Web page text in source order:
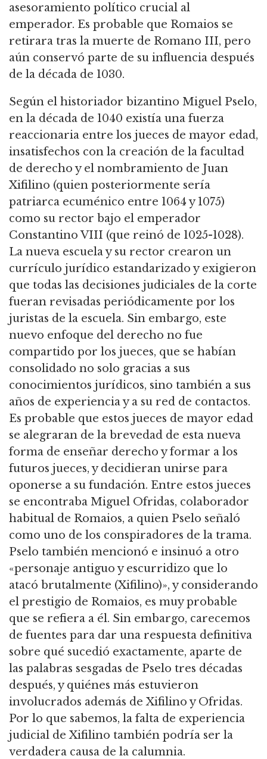
asesoramiento político crucial al
emperador. Es probable que Romaios se
retirara tras la muerte de Romano III, pero
aún conservó parte de su influencia después
de la década de 1030.
Según el historiador bizantino Miguel Pselo,
en la década de 1040 existía una fuerza
reaccionaria entre los jueces de mayor edad,
insatisfechos con la creación de la facultad
de derecho y el nombramiento de Juan
Xifilino (quien posteriormente sería
patriarca ecuménico entre 1064 y 1075)
como su rector bajo el emperador
Constantino VIII (que reinó de 1025-1028).
La nueva escuela y su rector crearon un
currículo jurídico estandarizado y exigieron
que todas las decisiones judiciales de la corte
fueran revisadas periódicamente por los
juristas de la escuela. Sin embargo, este
nuevo enfoque del derecho no fue
compartido por los jueces, que se habían
consolidado no solo gracias a sus
conocimientos jurídicos, sino también a sus
años de experiencia y a su red de contactos.
Es probable que estos jueces de mayor edad
se alegraran de la brevedad de esta nueva
forma de enseñar derecho y formar a los
futuros jueces, y decidieran unirse para
oponerse a su fundación. Entre estos jueces
se encontraba Miguel Ofridas, colaborador
habitual de Romaios, a quien Pselo señaló
como uno de los conspiradores de la trama.
Pselo también mencionó e insinuó a otro
«personaje antiguo y escurridizo que lo
atacó brutalmente (Xifilino)», y considerando
el prestigio de Romaios, es muy probable
que se refiera a él. Sin embargo, carecemos
de fuentes para dar una respuesta definitiva
sobre qué sucedió exactamente, aparte de
las palabras sesgadas de Pselo tres décadas
después, y quiénes más estuvieron
involucrados además de Xifilino y Ofridas.
Por lo que sabemos, la falta de experiencia
judicial de Xifilino también podría ser la
verdadera causa de la calumnia.